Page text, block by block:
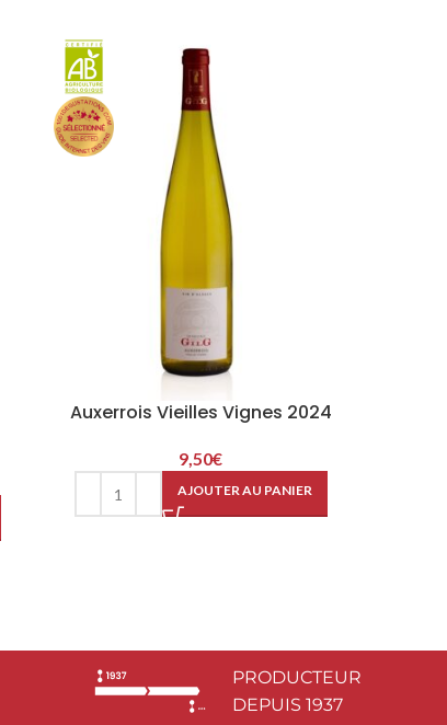
Auxerrois Vieilles Vignes 2024
9,50€
AJOUTER AU PANIER
PRODUCTEUR
DEPUIS 1937